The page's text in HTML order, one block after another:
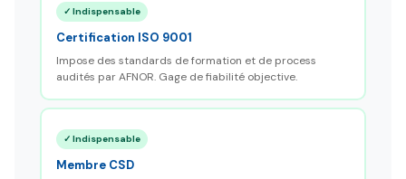
✓ Indispensable
Certification ISO 9001
Impose des standards de formation et de process
audités par AFNOR. Gage de fiabilité objective.
✓ Indispensable
Membre CSD